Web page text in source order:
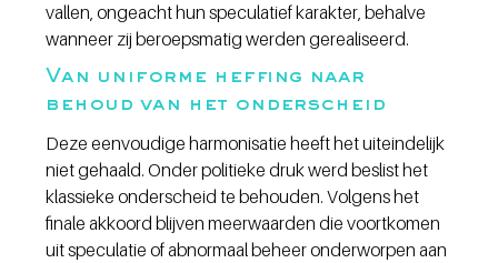
vallen, ongeacht hun speculatief karakter, behalve
wanneer zij beroepsmatig werden gerealiseerd.
Van uniforme heffing naar
behoud van het onderscheid
Deze eenvoudige harmonisatie heeft het uiteindelijk
niet gehaald. Onder politieke druk werd beslist het
klassieke onderscheid te behouden. Volgens het
finale akkoord blijven meerwaarden die voortkomen
uit speculatie of abnormaal beheer onderworpen aan